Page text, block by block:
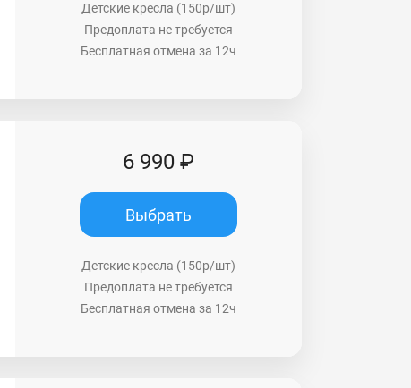
Детские кресла (150р/шт)
Предоплата не требуется
Бесплатная отмена за 12ч
6 990 ₽
Выбрать
Детские кресла (150р/шт)
Предоплата не требуется
Бесплатная отмена за 12ч